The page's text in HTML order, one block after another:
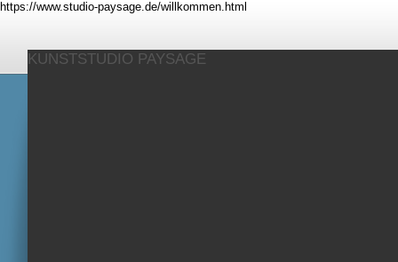
https://www.studio-paysage.de/willkommen.html
KUNSTSTUDIO PAYSAGE